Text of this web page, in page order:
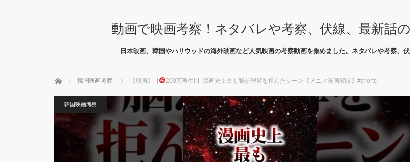
動画で映画考察！ネタバレや考察、伏線、最新話
日本映画、韓国やハリウッドの海外映画など人気映画の考察動画を集めました。ネタバレや考察、
ホーム 韓国映画考察 【動画】【 200万再生!!】漫画史上最も脳が理解を拒んだシーン【アニメ漫画解説】#shorts
韓国映画考察